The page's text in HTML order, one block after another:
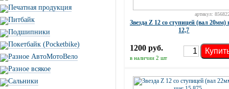
Печатная продукция
Питбайк
Подшипники
Покетбайк (Pocketbike)
Разное АвтоМотоВело
Разное всякое
Сальники
артикул:
Звезда Z 12 со ступицей (вал 20мм)
12,7
1200 руб.
в наличии 2 шт